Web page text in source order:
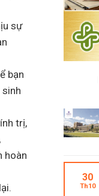
sự
bạn
trị,
hoàn
30
Th10